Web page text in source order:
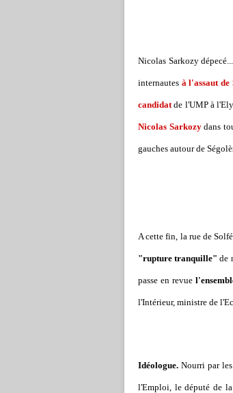
Nicolas Sarkozy
internautes à l'assaut de
candidatde l'UMP à
Nicolas Sarkozydans
gauches autour de
A cette fin, la rue de
"rupture tranquille" de
passe en revue
l'Intérieur, ministre de
Idéologue. Nourri par
l'Emploi, le député de